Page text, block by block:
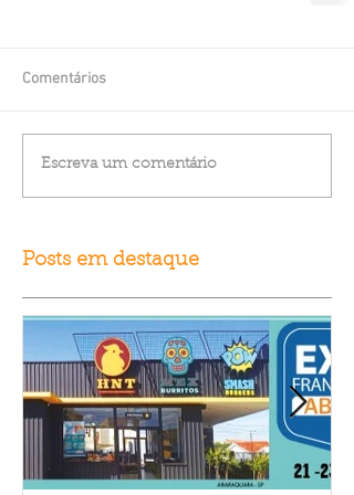
Comentários
Escreva um comentário
Posts em destaque